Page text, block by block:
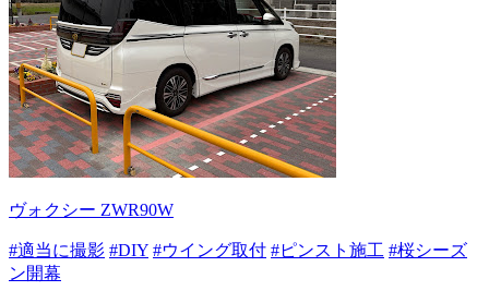
ヴォクシー ZWR90W
#適当に撮影 #DIY #ウイング取付 #ピンスト施工 #桜シーズ
ン開幕